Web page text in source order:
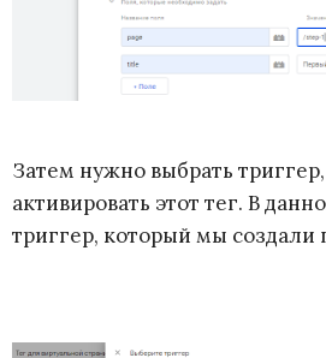
Затем нужно выбрать
активировать этот тег. В
триггер, который мы создали